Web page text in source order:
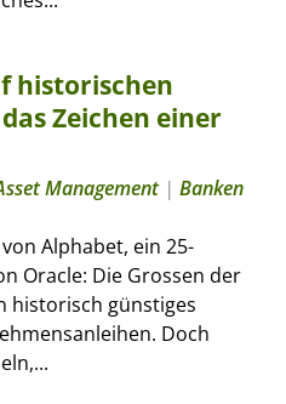
historischen
Zeichen einer
Management| Banken
Alphabet, ein 25-
Oracle: Die Grossen der
historisch günstiges
Doch